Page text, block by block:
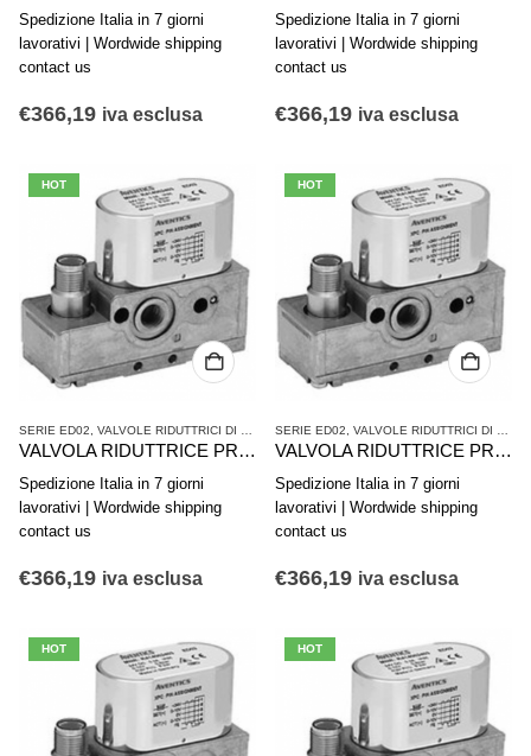
Spedizione Italia in 7 giorni
lavorativi | Wordwide shipping
contact us
€366,19 iva esclusa
Spedizione Italia in 7 giorni
lavorativi | Wordwide shipping
contact us
€366,19 iva esclusa
HOT
SERIE ED02, VALVOLE RIDUTTRICI DI PRESSIONE ,VALVOLE RIDUTTRICI DI
VALVOLA RIDUTTRICE PRESSIONE AVENTICS serie ED02 R414002410
Spedizione Italia in 7 giorni
lavorativi | Wordwide shipping
contact us
€366,19 iva esclusa
HOT
SERIE ED02, VALVOLE RIDUTTRICI DI PRESSIONE
VALVOLA RIDUTTRICE PRESSIONE AVENTICS serie ED02 R414002402
Spedizione Italia in 7 giorni
lavorativi | Wordwide shipping
contact us
€366,19 iva esclusa
HOT HOT